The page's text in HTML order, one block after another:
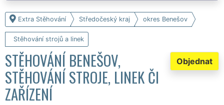
Extra Stěhování Středočeský kraj okres Benešov
Stěhování strojů a linek
Objednat
STĚHOVÁNÍ BENEŠOV,
STĚHOVÁNÍ STROJE, LINEK ČI
ZAŘÍZENÍ